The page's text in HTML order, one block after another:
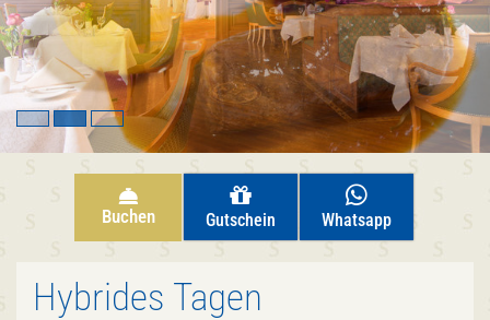
Buchen Gutschein Whatsapp
Hybrides Tagen